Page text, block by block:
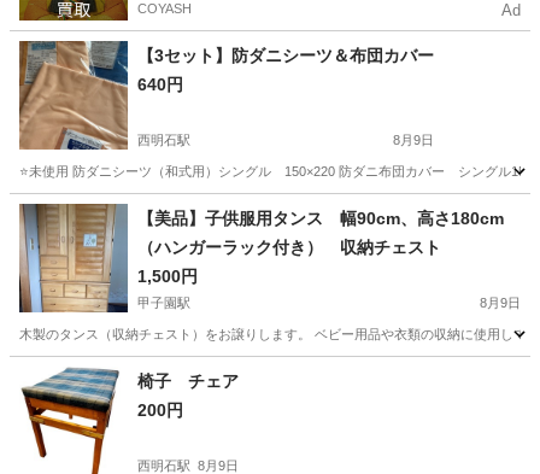
COYASH Ad
【3セット】防ダニシーツ＆布団カバー
640円
西明石駅 8月9日
⭐️未使用 防ダニシーツ（和式用）シングル 150×220 防ダニ布団カバー シングル
兵庫 神戸市 西明石駅 寝具 布団カバー
【美品】子供服用タンス 幅90cm、高さ180cm
（ハンガーラック付き） 収納チェスト
1,500円
甲子園駅 8月9日
木製のタンス（収納チェスト）をお譲りします。 ベビー用品や衣類の収納に使用し
西宮市 甲子園駅
椅子 チェア
200円
西明石駅 8月9日